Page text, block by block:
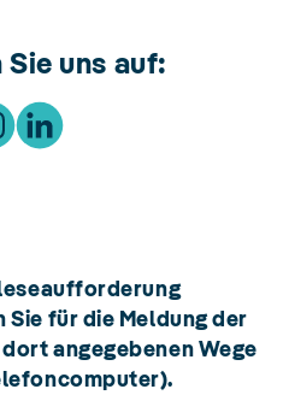
Sie uns auf:
Sie für die Meldung der
angegebenen Wege